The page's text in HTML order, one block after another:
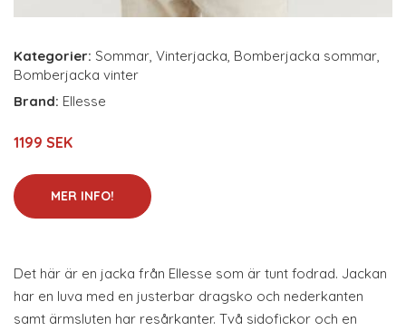
Kategorier: Sommar Vinterjacka Bomberjacka sommar
Bomberjacka vinter
Brand: Ellesse
1199 SEK
MER INFO!
Det här är en jacka från Ellesse som är tunt fodrad. Jackan
har en luva med en justerbar dragsko och nederkanten
samt ärmsluten har resårkanter. Två sidofickor och en